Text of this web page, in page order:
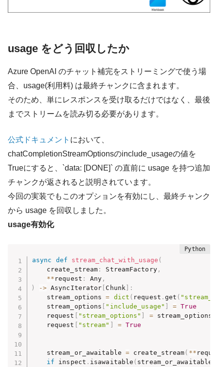
usage をどう回収したか
Azure OpenAI のチャット補完をストリーミングで使う場
合、usage(利用料) は最終チャンクに含まれます。
そのため、単にレスポンスを受け取るだけではなく、最後
までストリームを読み切る必要があります。
公式ドキュメント において、
chatCompletionStreamOptionsのinclude_usageの値を
Trueにすると、 `data: [DONE]` の直前に usage を持つ追加
チャンクが返されると説明されています。
今回の実装でもこのオプションを有効にし、最終チャンク
から usage を回収しました。
usage有効化
async def stream_chat_with_usage (
    create_stream
: StreamFactory,
** request : Any ,
)
-> AsyncIterator Chunk]
:
    stream_options
= dict ( request . get (
    stream_options
"include_usage" = True
    request
"stream_options" = stream_options
    request
"stream" = True
    stream_or_awaitable
= create_stream( **
if inspect . isawaitable ( stream_or_awaitable